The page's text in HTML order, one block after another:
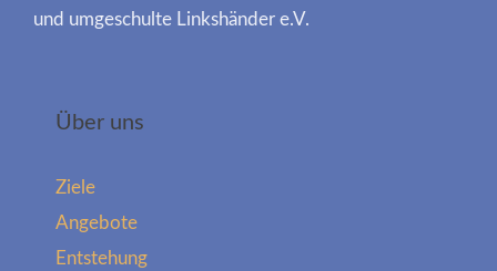
und umgeschulte Linkshänder e.V.
Über uns
Ziele
Angebote
Entstehung